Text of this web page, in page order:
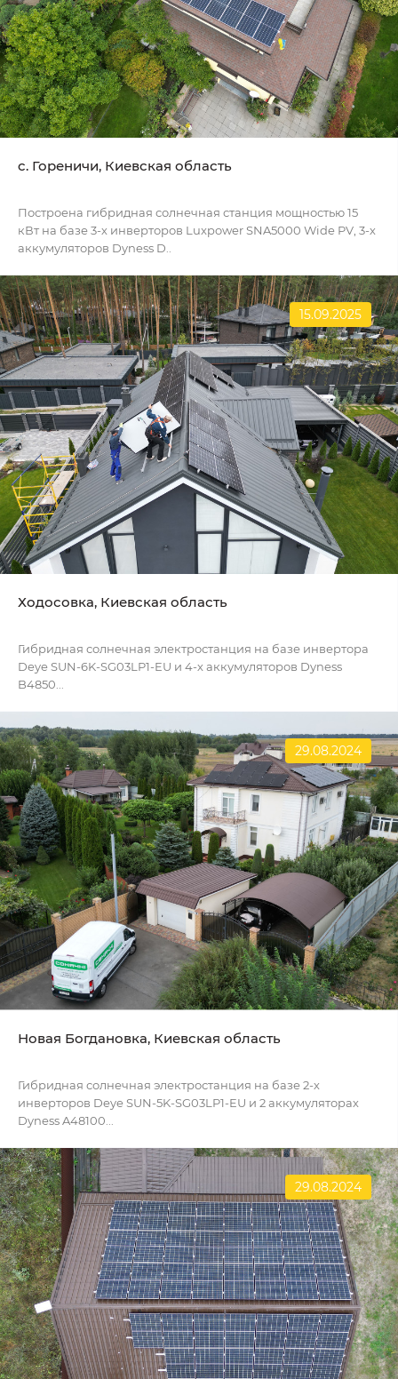
c. Гореничи, Киевская область
Построена гибридная солнечная станция мощностью 15
кВт на базе 3-х инверторов Luxpower SNA5000 Wide PV, 3-х
аккумуляторов Dyness D..
15.09.2025
Ходосовка, Киевская область
Гибридная солнечная электростанция на базе инвертора
Deye SUN-6K-SG03LP1-EU и 4-х аккумуляторов Dyness
B4850...
29.08.2024
Новая Богдановка, Киевская область
Гибридная солнечная электростанция на базе 2-х
инверторов Deye SUN-5K-SG03LP1-EU и 2 аккумуляторах
Dyness A48100...
29.08.2024